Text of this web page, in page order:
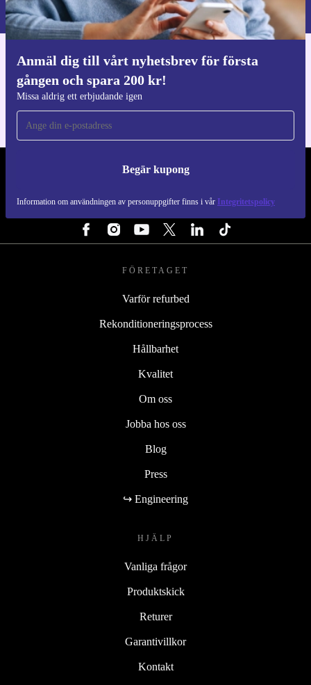
Anmäl dig till vårt nyhetsbrev för första
gången och spara 200 kr!
Missa aldrig ett erbjudande igen
Begär kupong
Information om användningen av personuppgifter finns i vår Integritetspolicy
Integritetspolicy
Ladda ner refurbed appen
För iOS och Android
REFURBED SVERIGE - RETHINK NEW.
FÖLJ OSS
FÖRETAGET
Varför refurbed
Rekonditioneringsprocess
Hållbarhet
Kvalitet
Om oss
Jobba hos oss
Blog
Press
↪ Engineering
HJÄLP
Vanliga frågor
Produktskick
Returer
Garantivillkor
Kontakt